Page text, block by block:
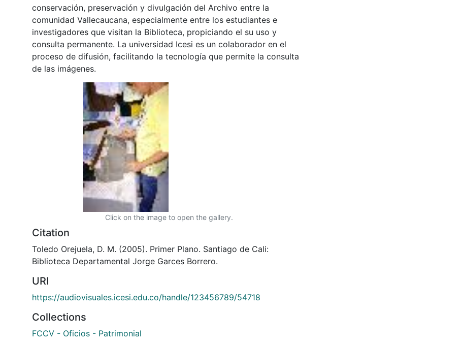
conservación, preservación y divulgación del Archivo entre la
comunidad Vallecaucana, especialmente entre los estudiantes e
investigadores que visitan la Biblioteca, propiciando el su uso y
consulta permanente. La universidad Icesi es un colaborador en el
proceso de difusión, facilitando la tecnología que permite la consulta
de las imágenes.
Click on the image to open the gallery.
Citation
Toledo Orejuela, D. M. (2005). Primer Plano. Santiago de Cali:
Biblioteca Departamental Jorge Garces Borrero.
URI
https://audiovisuales.icesi.edu.co/handle/123456789/54718
Collections
FCCV - Oficios - Patrimonial